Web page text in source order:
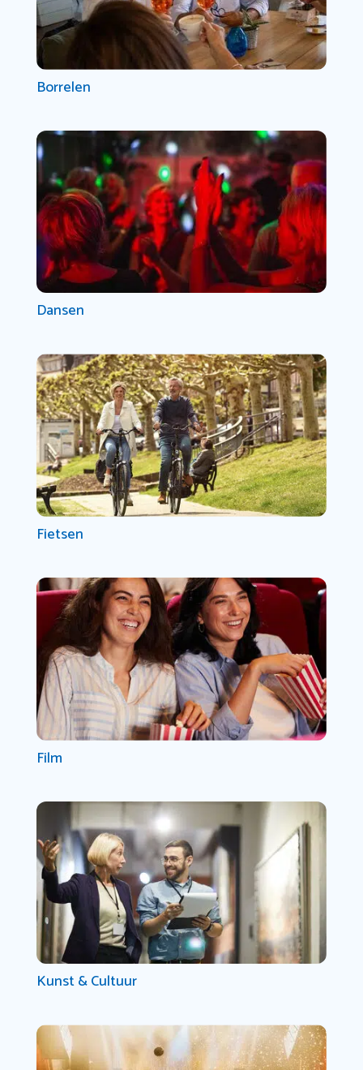
Borrelen
Dansen
Fietsen
Film
Kunst & Cultuur